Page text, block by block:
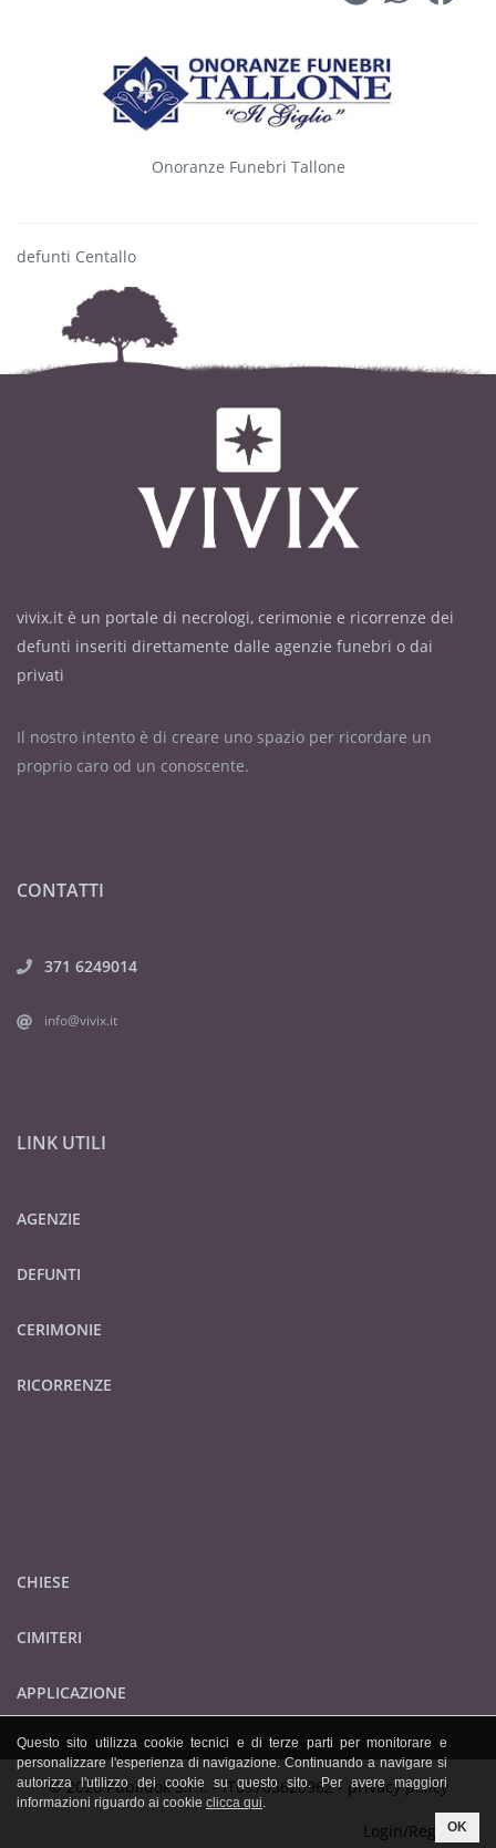
Onoranze Funebri Tallone
defunti Centallo
vivix.it è un portale di necrologi, cerimonie e ricorrenze dei
defunti inseriti direttamente dalle agenzie funebri o dai
privati
Il nostro intento è di creare uno spazio per ricordare un
proprio caro od un conoscente.
CONTATTI
371 6249014
info@vivix.it
LINK UTILI
AGENZIE
DEFUNTI
CERIMONIE
RICORRENZE
CHIESE
CIMITERI
APPLICAZIONE
© 2026 Publidok S.r.l. - IT09705620962 - privacy policy
Login/Registrati
Questo sito utilizza cookie tecnici e di terze parti per monitorare e
personalizzare l'esperienza di navigazione. Continuando a navigare si
autorizza l'utilizzo dei cookie su questo sito. Per avere maggiori
informazioni riguardo ai cookie clicca qui.
OK